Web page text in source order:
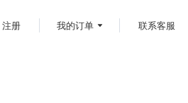
注册 我的订单 联系客服